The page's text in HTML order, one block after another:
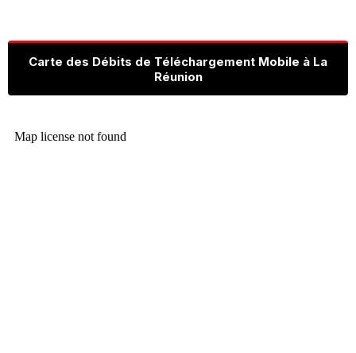
Carte des Débits de Téléchargement Mobile à La
Réunion